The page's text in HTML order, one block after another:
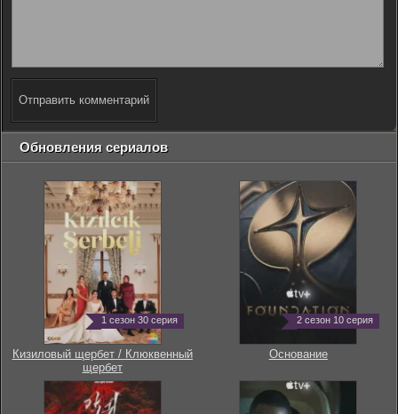
Отправить комментарий
Обновления сериалов
1 сезон 30 серия
Кизиловый щербет / Клюквенный
щербет
2 сезон 10 серия
Основание